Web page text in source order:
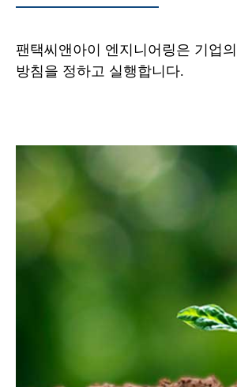
팬택씨앤아이 엔지니어링은 기업
방침을 정하고 실행합니다.